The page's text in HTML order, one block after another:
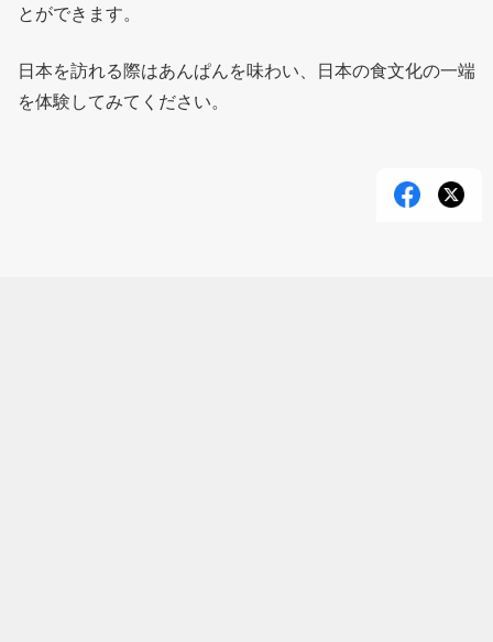
とができます。
日本を訪れる際はあんぱんを味わい、日本の食文化の一端
を体験してみてください。